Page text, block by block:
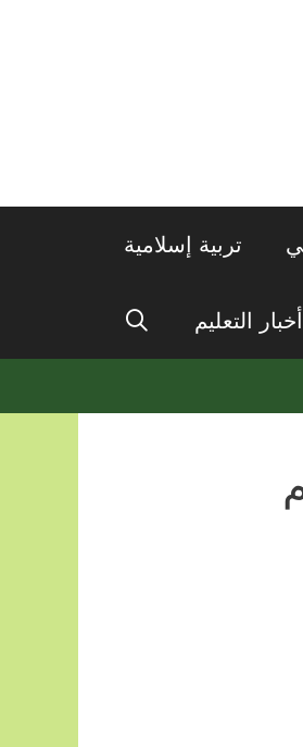
تربية إسلامية
أخبار التعليم